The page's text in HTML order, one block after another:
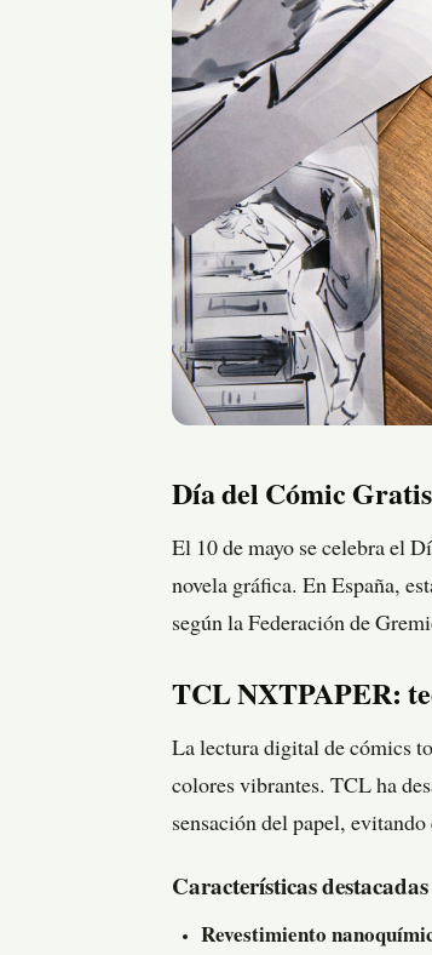
Día del Cómic
El 10 de mayo se celebra el
novela gráfica. En España,
según la Federación de
TCL NXTPAPER:
La lectura digital de cómics
colores vibrantes. TCL ha
sensación del papel,
Características
Revestimiento